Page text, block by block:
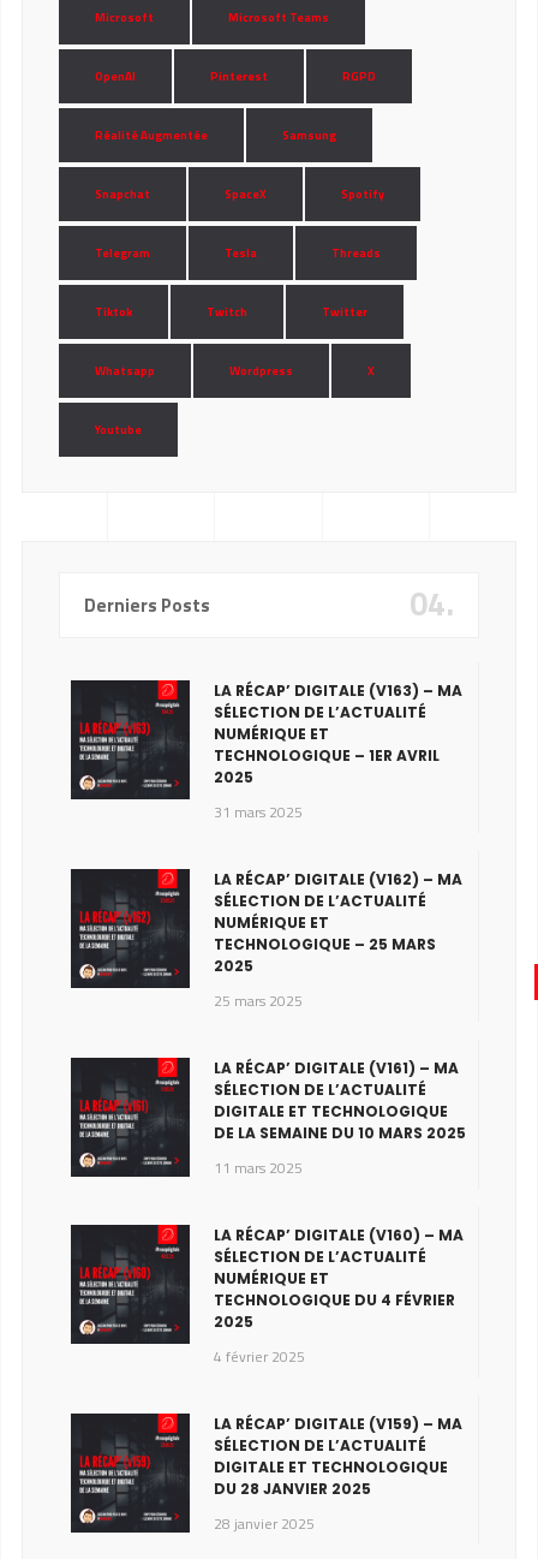
Microsoft Microsoft Teams
OpenAI Pinterest RGPD
Réalité Augmentée Samsung
Snapchat SpaceX Spotify
Telegram Tesla Threads
Tiktok Twitch Twitter
Whatsapp Wordpress X
Youtube
Derniers Posts 04.
LA RÉCAP’ DIGITALE (V163) – MA
SÉLECTION DE L’ACTUALITÉ
NUMÉRIQUE ET
TECHNOLOGIQUE – 1ER AVRIL
2025
31 mars 2025
LA RÉCAP’ DIGITALE (V162) – MA
SÉLECTION DE L’ACTUALITÉ
NUMÉRIQUE ET
TECHNOLOGIQUE – 25 MARS
2025
25 mars 2025
LA RÉCAP’ DIGITALE (V161) – MA
SÉLECTION DE L’ACTUALITÉ
DIGITALE ET TECHNOLOGIQUE
DE LA SEMAINE DU 10 MARS 2025
11 mars 2025
LA RÉCAP’ DIGITALE (V160) – MA
SÉLECTION DE L’ACTUALITÉ
NUMÉRIQUE ET
TECHNOLOGIQUE DU 4 FÉVRIER
2025
4 février 2025
LA RÉCAP’ DIGITALE (V159) – MA
SÉLECTION DE L’ACTUALITÉ
DIGITALE ET TECHNOLOGIQUE
DU 28 JANVIER 2025
28 janvier 2025